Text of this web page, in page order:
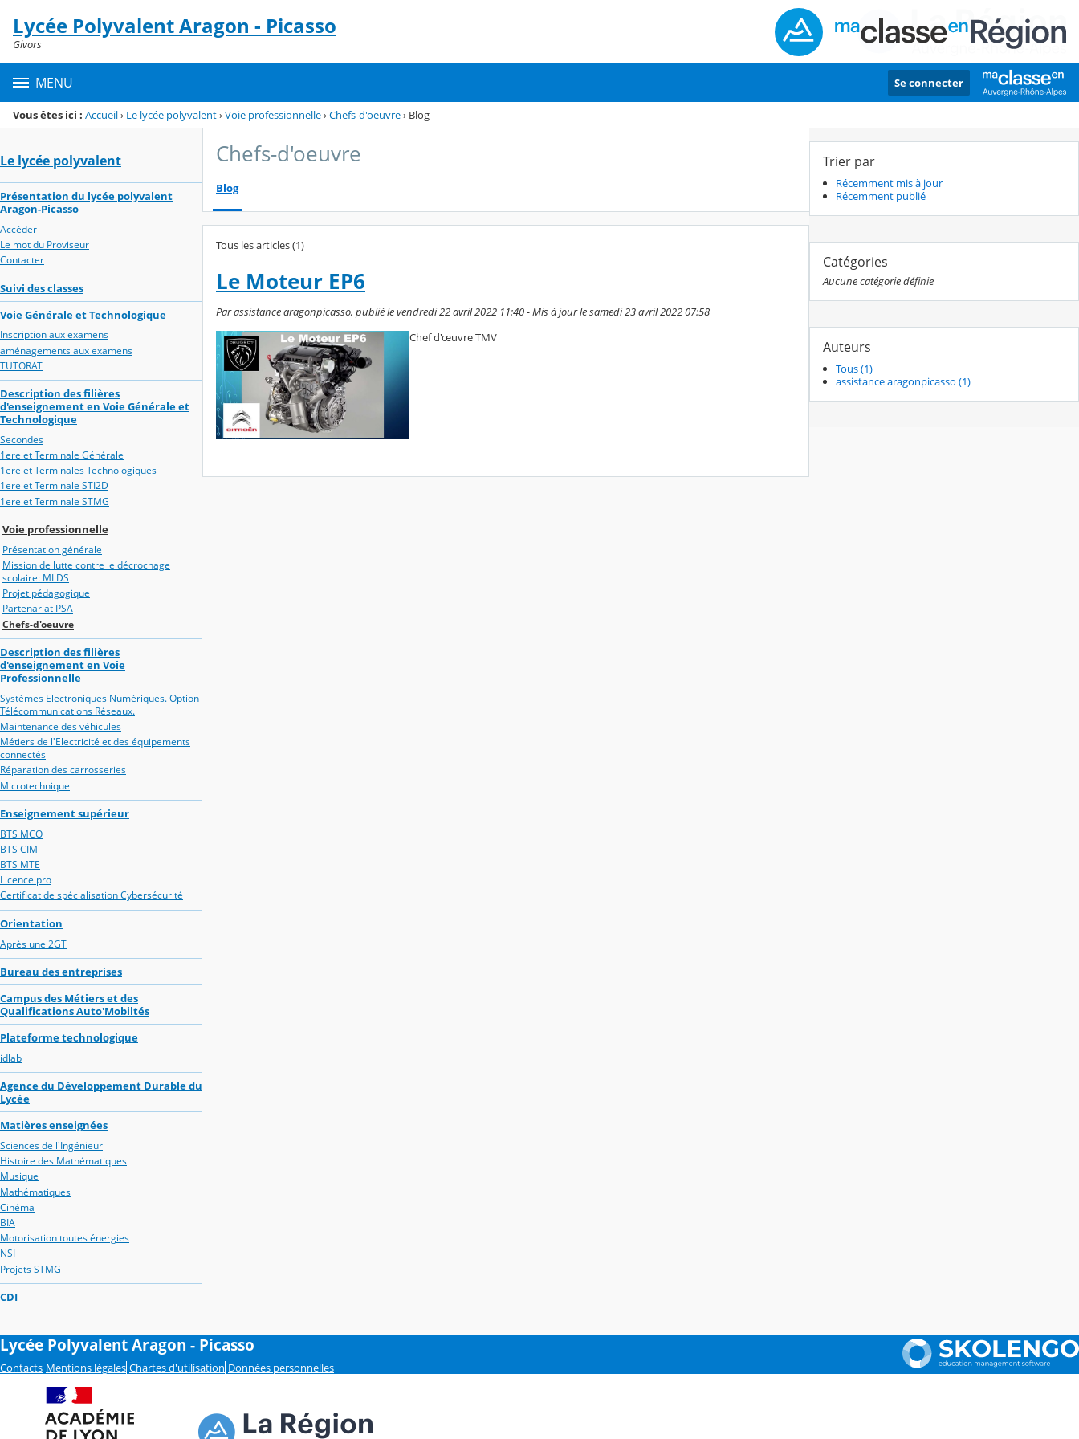
Menu de la rubrique
Contenu
Lycée Polyvalent Aragon - Picasso
Givors
MENU Se connecter
Vous êtes ici : Accueil› Le lycée polyvalent›Voie professionnelle›Chefs-d'oeuvre› Blog
Le lycée polyvalent
Présentation du lycée polyvalent
Aragon-Picasso
Accéder
Le mot du Proviseur
Contacter
Suivi des classes
Voie Générale et Technologique
Inscription aux examens
aménagements aux examens
TUTORAT
Description des filières
d'enseignement en Voie Générale et
Technologique
Secondes
1ere et Terminale Générale
1ere et Terminales Technologiques
1ere et Terminale STI2D
1ere et Terminale STMG
Voie professionnelle
Présentation générale
Mission de lutte contre le décrochage
scolaire: MLDS
Projet pédagogique
Partenariat PSA
Chefs-d'oeuvre
Description des filières
d'enseignement en Voie
Professionnelle
Systèmes Electroniques Numériques. Option
Télécommunications Réseaux.
Maintenance des véhicules
Métiers de l'Electricité et des équipements
connectés
Réparation des carrosseries
Microtechnique
Enseignement supérieur
BTS MCO
BTS CIM
BTS MTE
Licence pro
Certificat de spécialisation Cybersécurité
Orientation
Après une 2GT
Bureau des entreprises
Campus des Métiers et des
Qualifications Auto'Mobiltés
Plateforme technologique
idlab
Agence du Développement Durable du
Lycée
Matières enseignées
Sciences de l'Ingénieur
Histoire des Mathématiques
Musique
Mathématiques
Cinéma
BIA
Motorisation toutes énergies
NSI
Projets STMG
CDI
Chefs-d'oeuvre
Blog
Tous les articles (1)
Le Moteur EP6
Par assistance aragonpicasso, publié le vendredi 22 avril 2022 11:40 - Mis à jour le samedi 23 avril 2022 07:58
Chef d'œuvre TMV
Trier par
Récemment mis à jour
Récemment publié
Catégories
Aucune catégorie définie
Auteurs
Tous (1)
assistance aragonpicasso (1)
Lycée Polyvalent Aragon - Picasso
Contacts Mentions légales Chartes d'utilisation Données personnelles